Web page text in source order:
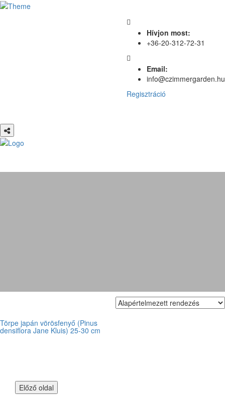
Hívjon most:
+36-20-312-72-31
Email:
info@czimmergarden.hu
Regisztráció
Törpe japán vörösfenyő (Pinus
densiflora Jane Kluis) 25-30 cm